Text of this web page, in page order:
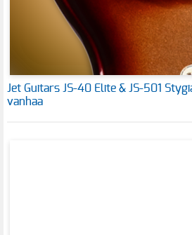
Jet Guitars JS-40 Elite & JS-501
vanhaa